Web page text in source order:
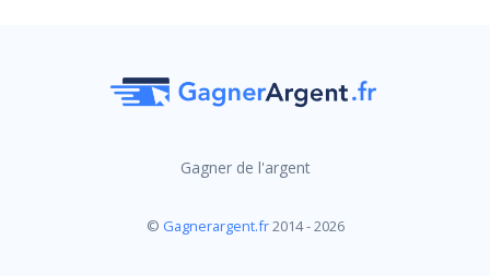
Gagner de l'argent
© Gagnerargent.fr2014 - 2026